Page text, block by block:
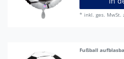
* inkl. ges. MwSt.
Fußball